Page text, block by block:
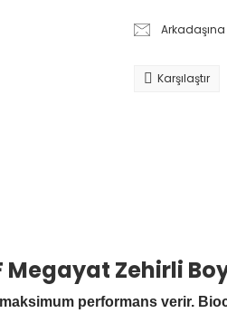
Arkadaşına
Karşılaştır
Megayat Zehirli
performans verir.